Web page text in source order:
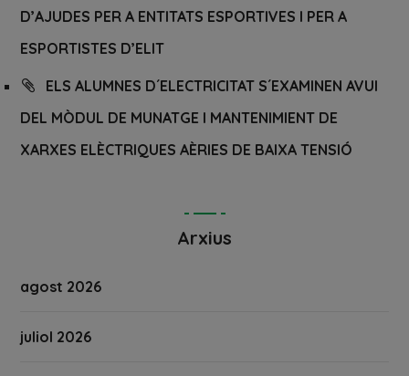
D’AJUDES PER A ENTITATS ESPORTIVES I PER A
ESPORTISTES D’ELIT
ELS ALUMNES D´ELECTRICITAT S´EXAMINEN AVUI
DEL MÒDUL DE MUNATGE I MANTENIMIENT DE
XARXES ELÈCTRIQUES AÈRIES DE BAIXA TENSIÓ
Arxius
agost 2026
juliol 2026